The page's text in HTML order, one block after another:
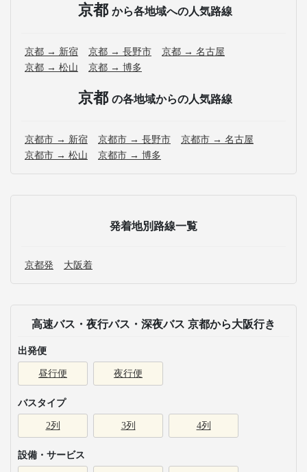
京都 から各地域への人気路線
京都 → 新宿 京都 → 長野市
京都 → 名古屋
京都 → 松山
京都 → 博多
京都 の各地域からの人気路線
京都市 → 新宿 京都市 → 長野市
京都市 → 名古屋
京都市 → 松山
京都市 → 博多
発着地別路線一覧
京都発 大阪着
高速バス・夜行バス・深夜バス 京都から大阪行き
出発便
昼行便 夜行便
バスタイプ
2列 3列 4列
設備・サービス